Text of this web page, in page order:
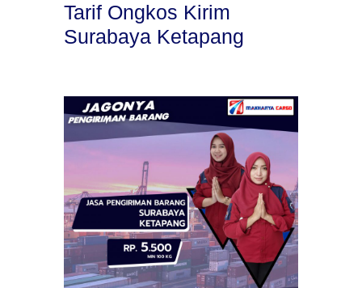
Tarif Ongkos Kirim
Surabaya Ketapang